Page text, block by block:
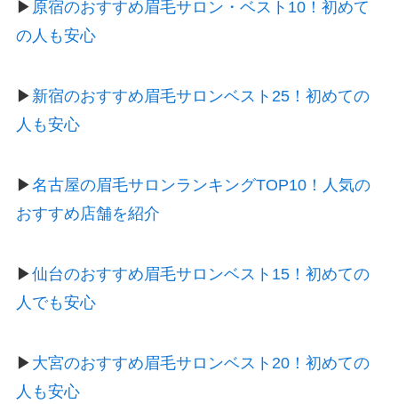
▶ 原宿のおすすめ眉毛サロン・ベスト10！初めて
の人も安心
▶ 新宿のおすすめ眉毛サロンベスト25！初めての
人も安心
▶名古屋の眉毛サロンランキングTOP10！人気の
おすすめ店舗を紹介
▶仙台のおすすめ眉毛サロンベスト15！初めての
人でも安心
▶ 大宮のおすすめ眉毛サロンベスト20！初めての
人も安心